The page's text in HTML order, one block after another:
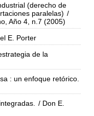
(derecho de
paralelas) /
Año 4, n.7 (2005)
E. Porter
de la
: un enfoque retórico.
/ Don E.